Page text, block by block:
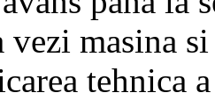
vezi masina si
tehnica